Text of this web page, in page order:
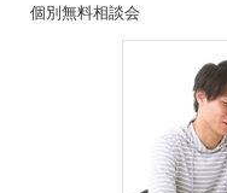
個別無料相談会